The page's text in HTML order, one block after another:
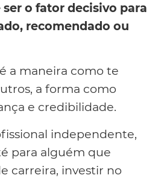
o fator decisivo para
recomendado ou
a maneira como te
a forma como
e credibilidade.
independente,
para alguém que
carreira, investir no